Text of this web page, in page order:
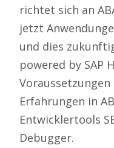
richtet sich an
jetzt
und dies
powered by SAP
Erfahrungen in
Entwicklertools
Debugger.